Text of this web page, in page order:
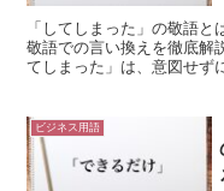
「してしまった」の敬語
敬語での言い換えを徹底解
てしまった」は、意図せず
ビジネス用語